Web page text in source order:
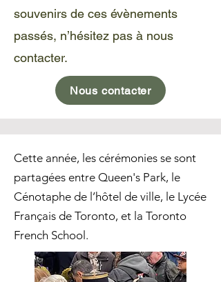
souvenirs de ces évènements
passés, n’hésitez pas à nous
contacter.
Nous contacter
Cette année, les cérémonies se sont
partagées entre Queen's Park, le
Cénotaphe de l’hôtel de ville, le Lycée
Français de Toronto, et la Toronto
French School.